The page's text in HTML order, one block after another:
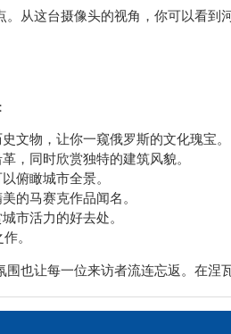
从这台摄像头的视角，你可以看到
文物，让你一窥俄罗斯的文化瑰宝。
，同时欣赏独特的建筑风貌。
俯瞰城市全景。
的马赛克作品闻名。
市活力的好去处。
。
也让每一位来访者流连忘返。在涅